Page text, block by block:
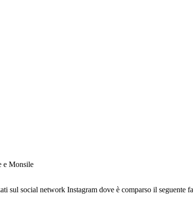
e Monsile
sul social network Instagram dove è comparso il seguente